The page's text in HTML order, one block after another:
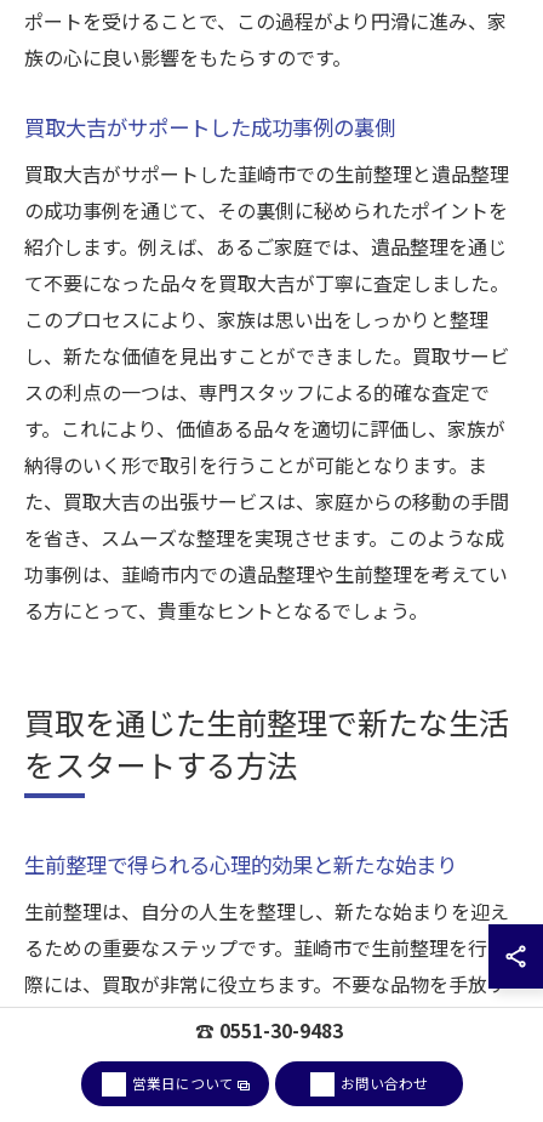
ポートを受けることで、この過程がより円滑に進み、家
族の心に良い影響をもたらすのです。
買取大吉がサポートした成功事例の裏側
買取大吉がサポートした韮崎市での生前整理と遺品整理
の成功事例を通じて、その裏側に秘められたポイントを
紹介します。例えば、あるご家庭では、遺品整理を通じ
て不要になった品々を買取大吉が丁寧に査定しました。
このプロセスにより、家族は思い出をしっかりと整理
し、新たな価値を見出すことができました。買取サービ
スの利点の一つは、専門スタッフによる的確な査定で
す。これにより、価値ある品々を適切に評価し、家族が
納得のいく形で取引を行うことが可能となります。ま
た、買取大吉の出張サービスは、家庭からの移動の手間
を省き、スムーズな整理を実現させます。このような成
功事例は、韮崎市内での遺品整理や生前整理を考えてい
る方にとって、貴重なヒントとなるでしょう。
買取を通じた生前整理で新たな生活
をスタートする方法
生前整理で得られる心理的効果と新たな始まり
生前整理は、自分の人生を整理し、新たな始まりを迎え
るための重要なステップです。韮崎市で生前整理を行う
際には、買取が非常に役立ちます。不要な品物を手放す
ことで、心の中にスペースが生まれ、未来に向けて前向
きな気持ちを育むことができます。特に高齢者にとって
は、自分が大切にしてきた物品に対する愛着や思い出を
☎ 0551-30-9483
営業日について お問い合わせ